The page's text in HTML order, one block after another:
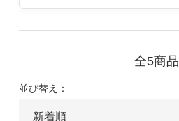
全5商品
並び替え：